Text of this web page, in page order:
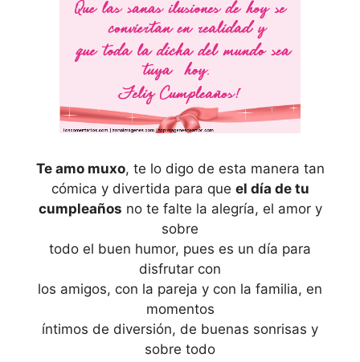
Te amo muxo, te lo digo de esta manera tan
cómica y divertida para que el día de tu
cumpleaños no te falte la alegría, el amor y
sobre
todo el buen humor, pues es un día para
disfrutar con
los amigos, con la pareja y con la familia, en
momentos
íntimos de diversión, de buenas sonrisas y
sobre todo